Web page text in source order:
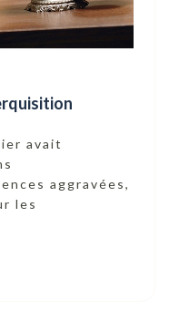
avait
aggravées,
les